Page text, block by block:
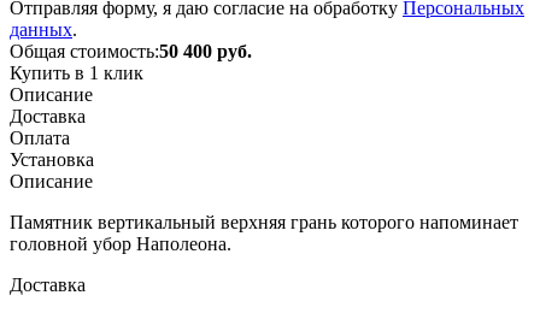
Отправляя форму, я даю согласие на обработку Персональных
данных.
Общая стоимость:50 400 руб.
Купить в 1 клик
Описание
Доставка
Оплата
Установка
Описание
Памятник вертикальный верхняя грань которого напоминает
головной убор Наполеона.
Доставка